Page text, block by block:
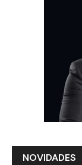
NOVIDADES